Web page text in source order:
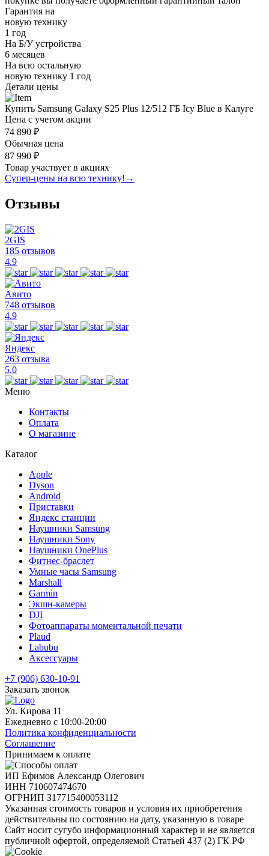
Гарантия на
новую технику
1 год
На Б/У устройства
6 месяцев
На всю остальную
новую технику 1 год
Детали цены
Купить Samsung Galaxy S25 Plus 12/512 ГБ Icy Blue в Калуге
Цена с учетом акции
74 890 ₽
Обычная цена
87 990 ₽
Товар участвует в акциях
Супер-цены на всю технику! →
Отзывы
2GIS
185 отзывов
4.9
Авито
748 отзывов
4.9
Яндекс
263 отзыва
5.0
Меню
Контакты
Оплата
О магазине
Каталог
Apple
Dyson
Android
Приставки
Яндекс станции
Наушники Samsung
Наушники Sony
Наушники OnePlus
Фитнес-браслет
Умные часы Samsung
Marshall
Garmin
Экшн-камеры
DJI
Фотоаппараты моментальной печати
Plaud
Labubu
Аксессуары
+7 (906) 630-10-91
Заказать звонок
Ул. Кирова 11
Ежедневно с 10:00-20:00
Политика конфиденциальности
Соглашение
Принимаем к оплате
ИП Ефимов Александр Олегович
ИНН 710607474670
ОГРНИП 317715400053112
Указанная стоимость товаров и условия их приобретения
действительны по состоянию на дату, указанную в товаре
Сайт носит сугубо информационный характер и не является
публичной офертой, определяемой Статьей 437 (2) ГК РФ